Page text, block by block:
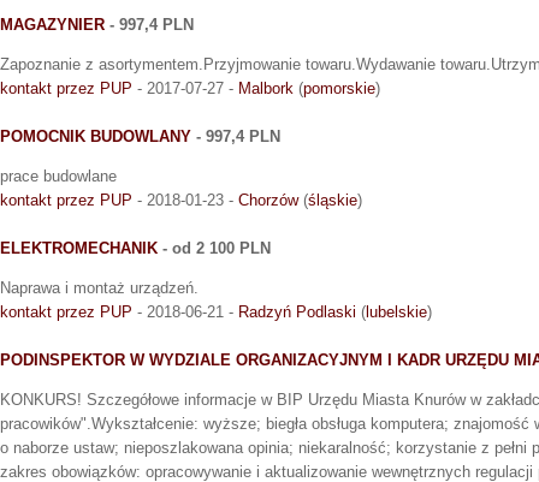
MAGAZYNIER - 997,4 PLN
Zapoznanie z asortymentem.Przyjmowanie towaru.Wydawanie
kontakt przez PUP - 2017-07-27 - Malbork (pomorskie)
POMOCNIK BUDOWLANY - 997,4 PLN
prace budowlane
kontakt przez PUP - 2018-01-23 - Chorzów(śląskie)
ELEKTROMECHANIK - od 2 100 PLN
Naprawa i montaż urządzeń.
kontakt przez PUP - 2018-06-21 - Radzyń Podlaski (lubelskie)
PODINSPEKTOR W WYDZIALE ORGANIZACYJNYM I KADR URZĘDU
KONKURS! Szczegółowe informacje w BIP Urzędu Miasta Knurów w
pracowików".Wykształcenie: wyższe; biegła obsługa komputera; znajomość
o naborze ustaw; nieposzlakowana opinia; niekaralność; korzystanie z pełni
zakres obowiązków: opracowywanie i aktualizowanie wewnętrznych